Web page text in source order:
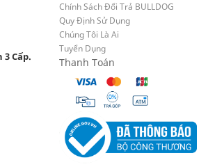
Cấp.
Chính Sách Đổi Trả BULLDOG
Quy Định Sử Dụng
Chúng Tôi Là Ai
Tuyển Dụng
Thanh Toán